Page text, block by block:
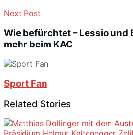
Next Post
Wie befürchtet – Lessio und
mehr beim KAC
Sport Fan
Related Stories